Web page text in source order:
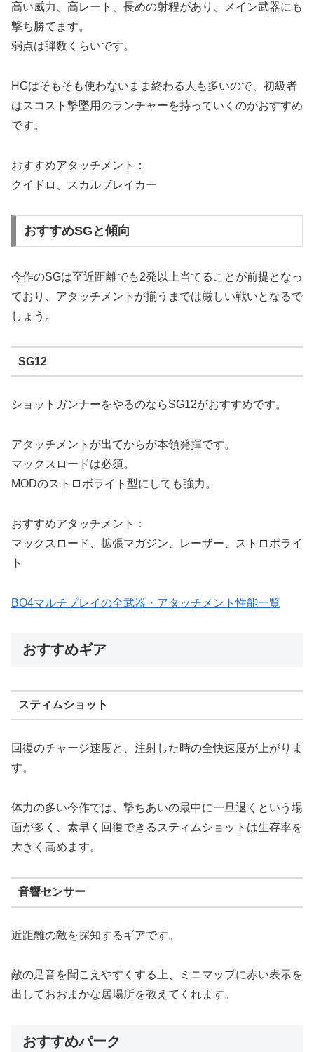
高い威力、高レート、長めの射程があり、メイン武器にも
撃ち勝てます。
弱点は弾数くらいです。
HGはそもそも使わないまま終わる人も多いので、初級者
はスコスト撃墜用のランチャーを持っていくのがおすすめ
です。
おすすめアタッチメント：
クイドロ、スカルブレイカー
おすすめSGと傾向
今作のSGは至近距離でも2発以上当てることが前提となっ
ており、アタッチメントが揃うまでは厳しい戦いとなるで
しょう。
SG12
ショットガンナーをやるのならSG12がおすすめです。
アタッチメントが出てからが本領発揮です。
マックスロードは必須。
MODのストロボライト型にしても強力。
おすすめアタッチメント：
マックスロード、拡張マガジン、レーザー、ストロボライ
ト
BO4マルチプレイの全武器・アタッチメント性能一覧
おすすめギア
スティムショット
回復のチャージ速度と、注射した時の全快速度が上がりま
す。
体力の多い今作では、撃ちあいの最中に一旦退くという場
面が多く、素早く回復できるスティムショットは生存率を
大きく高めます。
音響センサー
近距離の敵を探知するギアです。
敵の足音を聞こえやすくする上、ミニマップに赤い表示を
出しておおまかな居場所を教えてくれます。
おすすめパーク